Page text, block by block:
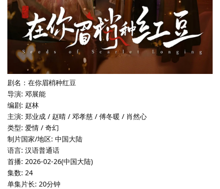
剧名：在你眉梢种红豆
导演: 邓展能
编剧: 赵林
主演: 郑业成 / 赵晴 / 邓孝慈 / 傅冬暖 / 肖然心
类型: 爱情 / 奇幻
制片国家/地区: 中国大陆
语言: 汉语普通话
首播: 2026-02-26(中国大陆)
集数: 24
单集片长: 20分钟